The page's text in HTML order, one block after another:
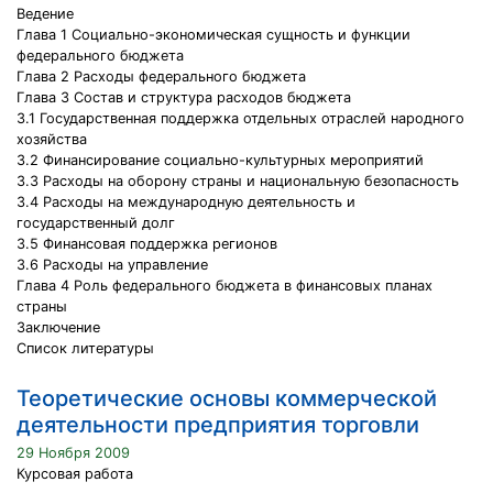
Ведение
Глава 1 Социально-экономическая сущность и функции
федерального бюджета
Глава 2 Расходы федерального бюджета
Глава 3 Состав и структура расходов бюджета
3.1 Государственная поддержка отдельных отраслей народного
хозяйства
3.2 Финансирование социально-культурных мероприятий
3.3 Расходы на оборону страны и национальную безопасность
3.4 Расходы на международную деятельность и
государственный долг
3.5 Финансовая поддержка регионов
3.6 Расходы на управление
Глава 4 Роль федерального бюджета в финансовых планах
страны
Заключение
Список литературы
Теоретические основы коммерческой
деятельности предприятия торговли
29 Ноября 2009
Курсовая работа